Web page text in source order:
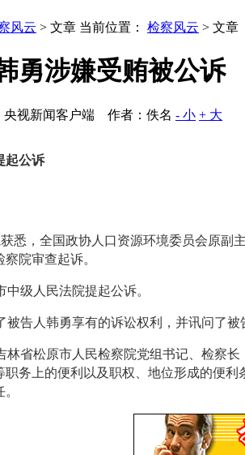
风云 > 文章 当前位置： 检察风云 > 文章
勇涉嫌受贿被公诉
央视新闻客户端 作者：佚名 - 小 + 大
起公诉
悉，全国政协人口资源环境委员会原副
院审查起诉。
级人民法院提起公诉。
告人韩勇享有的诉讼权利，并讯问了被
省松原市人民检察院党组书记、检察
务上的便利以及职权、地位形成的便